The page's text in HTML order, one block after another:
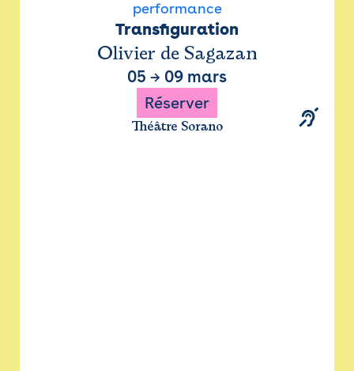
performance
Transfiguration
Olivier de Sagazan
05 → 09 mars
Réserver
Théâtre Sorano